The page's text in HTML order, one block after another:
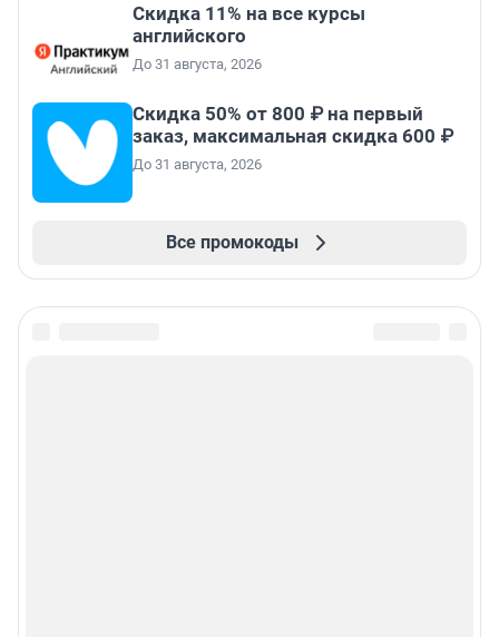
Скидка 11% на все курсы
английского
До 31 августа, 2026
Скидка 50% от 800 ₽ на первый
заказ, максимальная скидка 600 ₽
До 31 августа, 2026
Все промокоды